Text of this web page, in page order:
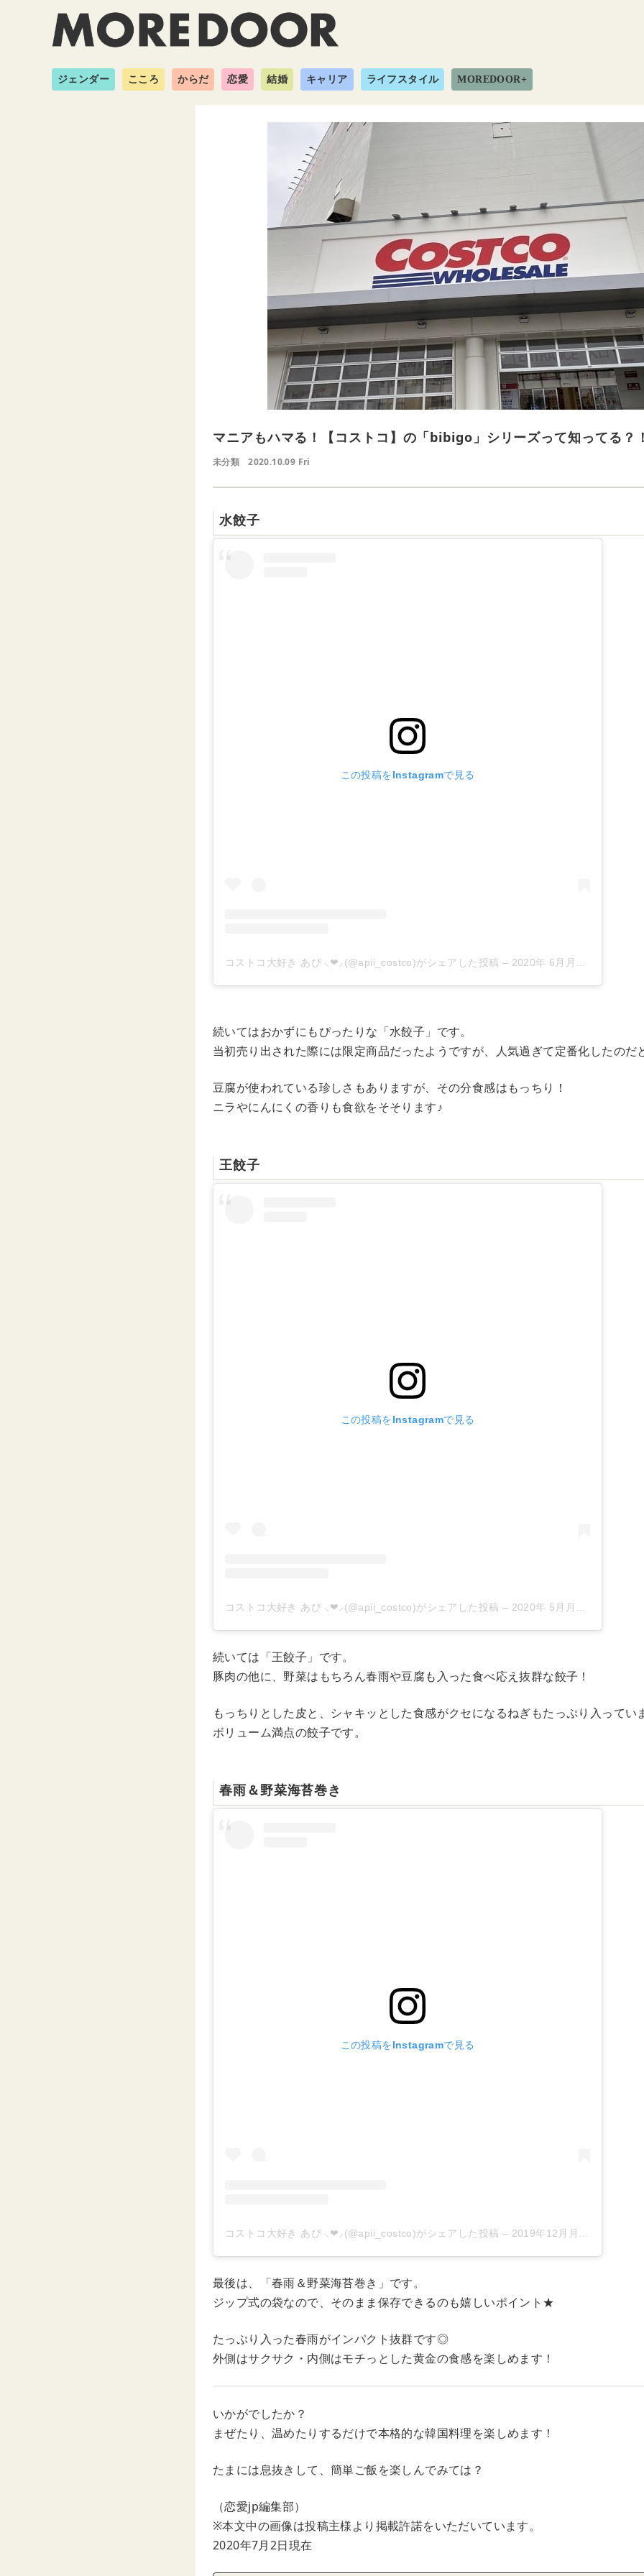
ジェンダー こころ からだ 恋愛 結婚 キャリア ライフスタイル MOREDOOR+
マニアもハマる！【コストコ】の「bibigo」シリーズって知ってる？
未分類 2020.10.09 Fri
水餃子
この投稿をInstagramで見る
コストコ大好き あぴ ⸜❤︎⸝‍(@apii_costco)がシェアした投稿 – 2020年 6月月14日午後10時26分PDT
続いてはおかずにもぴったりな「水餃子」です。
当初売り出された際には限定商品だったようですが、人気過ぎて定番化したのだ
豆腐が使われている珍しさもありますが、その分食感はもっちり！
ニラやにんにくの香りも食欲をそそります♪
王餃子
この投稿をInstagramで見る
コストコ大好き あぴ ⸜❤︎⸝‍(@apii_costco)がシェアした投稿 – 2020年 5月月10日午後2時17分PDT
続いては「王餃子」です。
豚肉の他に、野菜はもちろん春雨や豆腐も入った食べ応え抜群な餃子！
もっちりとした皮と、シャキッとした食感がクセになるねぎもたっぷり入って
ボリューム満点の餃子です。
春雨＆野菜海苔巻き
この投稿をInstagramで見る
コストコ大好き あぴ ⸜❤︎⸝‍(@apii_costco)がシェアした投稿 – 2019年12月月1日午前4時28分PST
最後は、「春雨＆野菜海苔巻き」です。
ジップ式の袋なので、そのまま保存できるのも嬉しいポイント★
たっぷり入った春雨がインパクト抜群です◎
外側はサクサク・内側はモチっとした黄金の食感を楽しめます！
いかがでしたか？
まぜたり、温めたりするだけで本格的な韓国料理を楽しめます！
たまには息抜きして、簡単ご飯を楽しんでみては？
（恋愛jp編集部）
※本文中の画像は投稿主様より掲載許諾をいただいています。
2020年7月2日現在